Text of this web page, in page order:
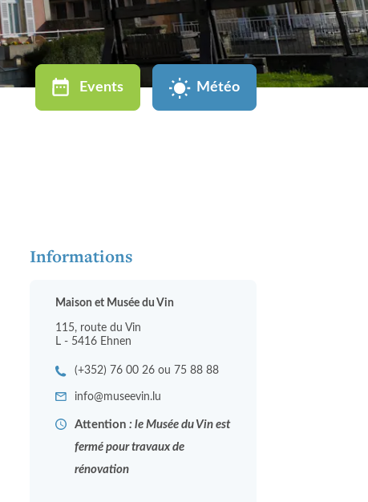
Events Météo
Informations
Maison et Musée du Vin
115, route du Vin
L - 5416 Ehnen
(+352) 76 00 26 ou 75 88 88
info@museevin.lu
Attention : le Musée du Vin est
fermé pour travaux de
rénovation